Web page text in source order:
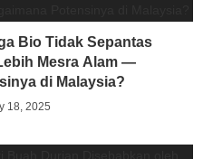
Bio Tidak Sepantas
Mesra Alam —
di Malaysia?
18, 2025